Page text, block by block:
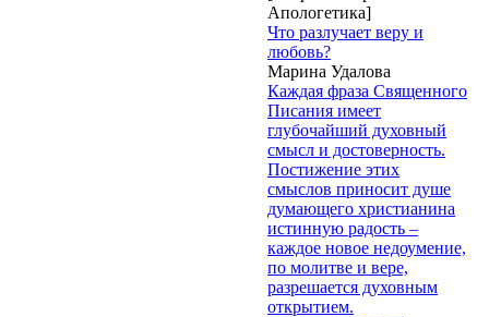
Апологетика]
Что разлучает веру и
любовь?
Марина Удалова
Каждая фраза Священного
Писания имеет
глубочайший духовный
смысл и достоверность.
Постижение этих
смыслов приносит душе
думающего христианина
истинную радость –
каждое новое недоумение,
по молитве и вере,
разрешается духовным
открытием.